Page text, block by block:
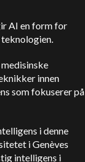
AI en form for
innen
som fokuserer på
i denne
i Genèves
intelligens i